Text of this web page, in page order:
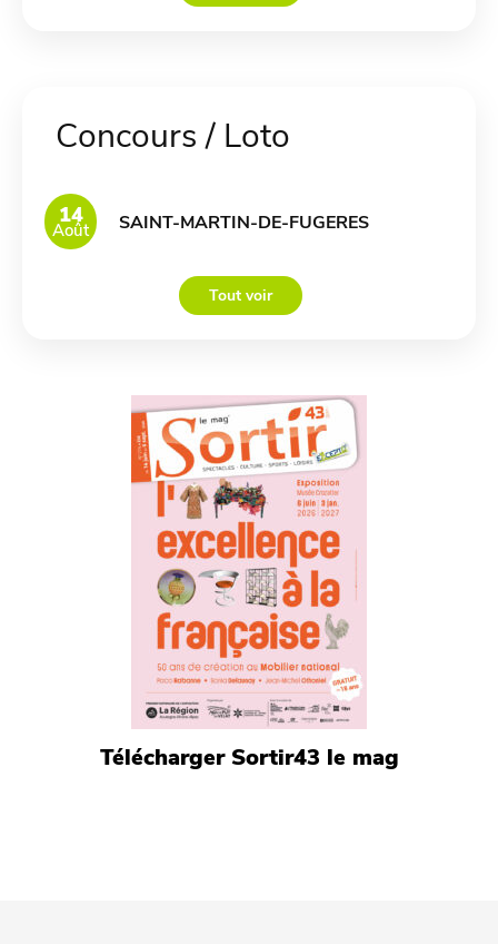
Concours / Loto
14
Août SAINT-MARTIN-DE-FUGERES
Tout voir
Télécharger Sortir43 le mag